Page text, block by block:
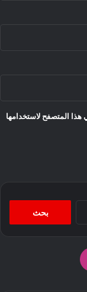
هذا المتصفح لاستخدامها
انستقرام